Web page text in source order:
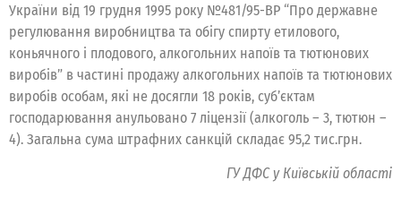
України від 19 грудня 1995 року №481/95-ВР “Про державне
регулювання виробництва та обігу спирту етилового,
коньячного і плодового, алкогольних напоїв та тютюнових
виробів” в частині продажу алкогольних напоїв та тютюнових
виробів особам, які не досягли 18 років, суб’єктам
господарювання анульовано 7 ліцензії (алкоголь – 3, тютюн –
4). Загальна сума штрафних санкцій складає 95,2 тис.грн.
ГУ ДФС у Київській області